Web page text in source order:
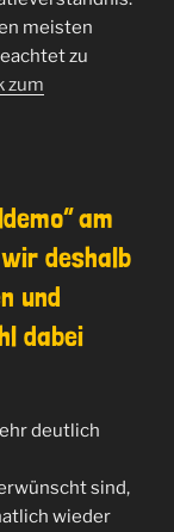
meisten
zu
zum
am
deshalb
und
dabei
deutlich
sind,
wieder